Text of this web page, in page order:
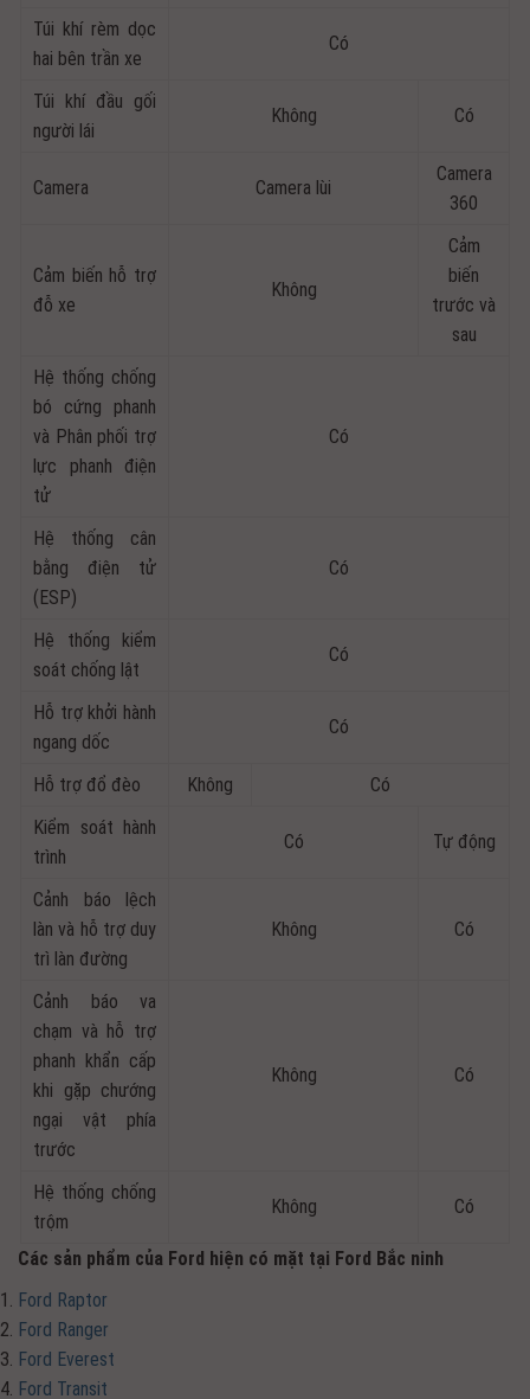
Túi khí rèm dọc
hai bên trần xe
Có
Túi khí đầu gối
người lái
Không Có
Camera Camera lùi
Camera
360
Cảm biến hỗ trợ
đỗ xe
Không
Cảm
biến
trước và
sau
Hệ thống chống
bó cứng phanh
và Phân phối trợ
lực phanh điện
tử
Có
Hệ thống cân
bằng điện tử
(ESP)
Có
Hệ thống kiểm
soát chống lật
Có
Hỗ trợ khởi hành
ngang dốc
Có
Hỗ trợ đổ đèo Không
Có
Kiểm soát hành
trình
Có Tự động
Cảnh báo lệch
làn và hỗ trợ duy
trì làn đường
Không Có
Cảnh báo va
chạm và hỗ trợ
phanh khẩn cấp
khi gặp chướng
ngại vật phía
trước
Không Có
Hệ thống chống
trộm
Không Có
Các sản phẩm của Ford hiện có mặt tại Ford Bắc ninh
Ford Raptor
Ford Ranger
Ford Everest
Ford Transit